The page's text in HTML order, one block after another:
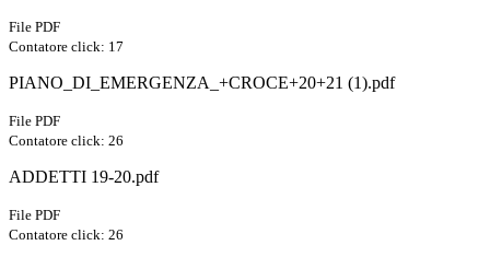
File PDF
Contatore click: 17
PIANO_DI_EMERGENZA_+CROCE+20+21 (1).pdf
File PDF
Contatore click: 26
ADDETTI 19-20.pdf
File PDF
Contatore click: 26